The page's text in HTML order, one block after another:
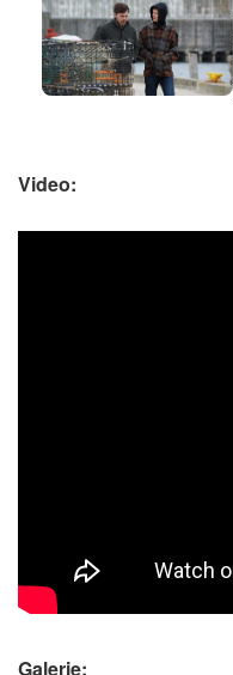
Video:
Galerie: